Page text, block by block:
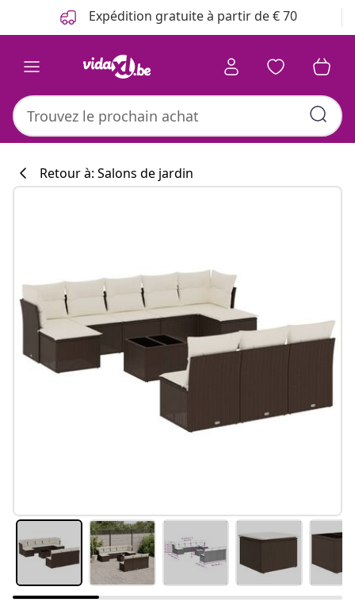
Expédition gratuite à partir de € 70
Retour à: Salons de jardin